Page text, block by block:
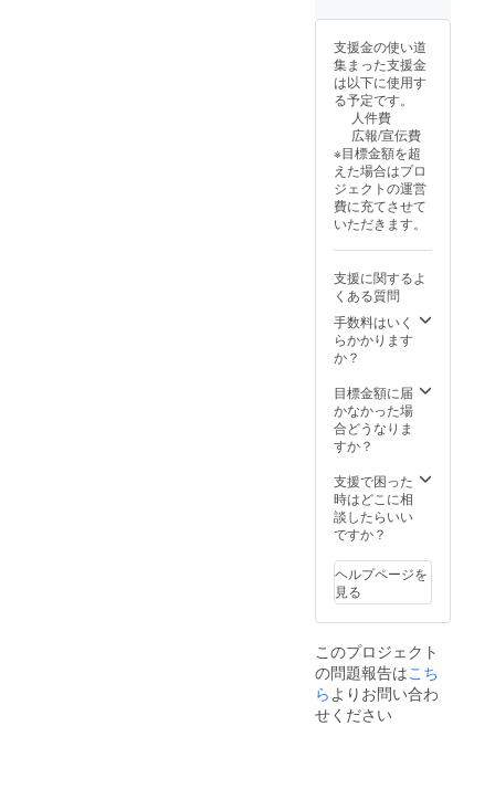
ジュー
年6月上
旬 クラ
ウド
ファン
ディン
グ開始
2025年
7月下旬
クラウ
ドファ
ンディ
ング終
内から
随時リ
ターン
開始 ※
ける際
は、必
ず備考
ネーム
を記載
してく
ださ
た、２
０文字
以内の
コメン
いて頂
いて結
構で
す。お
名前と
になり
よろし
くお願
いいた
しま
す。 実
施スケ
ジュー
ル 2025
年6月上
旬 クラ
ウド
ファン
グ開始
2025年
7月下旬
クラウ
ドファ
ング終
了 期間
内から
随時リ
開始
支援金の使い道
集まった支援金
は以下に使用す
る予定です。
人件費
広報/宣伝費
※目標金額を超
えた場合はプロ
ジェクトの運営
費に充てさせて
いただきます。
支援に関するよ
くある質問
手数料はいく
らかかります
か？
目標金額に届
かなかった場
合どうなりま
すか？
支援で困った
時はどこに相
談したらいい
ですか？
ヘルプページを
見る
このプロジェクト
の問題報告はこち
ら よりお問い合わ
せください